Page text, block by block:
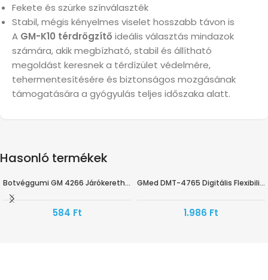
Fekete és szürke színválaszték
Stabil, mégis kényelmes viselet hosszabb távon is
A GM-K10 térdrögzítő ideális választás mindazok
számára, akik megbízható, stabil és állítható
megoldást keresnek a térdízület védelmére,
tehermentesítésére és biztonságos mozgásának
támogatására a gyógyulás teljes időszaka alatt.
Hasonló termékek
HAMAROSAN ÉRKEZIK
Botvéggumi GM 4266 Járókerethez
584 Ft
GMed DMT-4765 Digitális Flexibilis Világító Lázmérő
1.986 Ft